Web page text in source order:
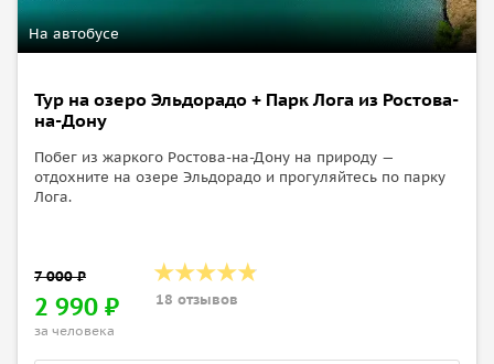
На автобусе
Тур на озеро Эльдорадо + Парк Лога из Ростова-
на-Дону
Побег из жаркого Ростова-на-Дону на природу —
отдохните на озере Эльдорадо и прогуляйтесь по парку
Лога.
2 990 ₽
за человека
18 отзывов